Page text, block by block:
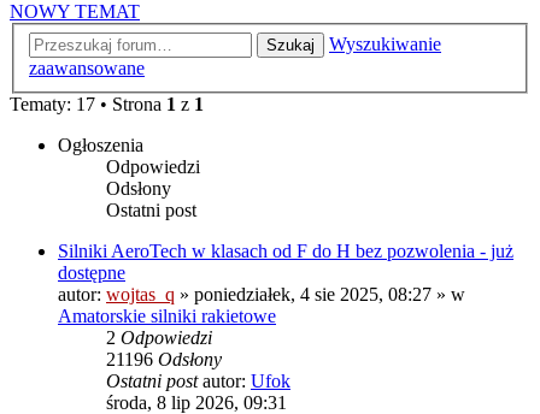
NOWY TEMAT
Szukaj
Wyszukiwanie
zaawansowane
Tematy: 17 • Strona 1 z 1
Ogłoszenia
Odpowiedzi
Odsłony
Ostatni post
Silniki AeroTech w klasach od F do H bez pozwolenia - już
dostępne
autor: wojtas_q » poniedziałek, 4 sie 2025, 08:27 » w
Amatorskie silniki rakietowe
2 Odpowiedzi
21196 Odsłony
Ostatni postautor: Ufok
środa, 8 lip 2026, 09:31